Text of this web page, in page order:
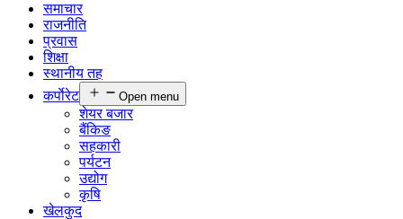
समाचार
राजनीति
प्रवास
शिक्षा
स्थानीय तह
कर्पाेरेट
Open menu
शेयर बजार
बैंकिङ
सहकारी
पर्यटन
उद्योग
कृषि
खेलकुद